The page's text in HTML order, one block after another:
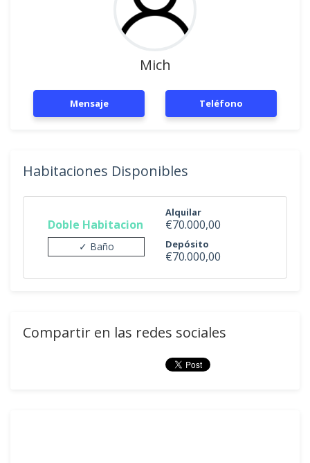
Mich
Mensaje Teléfono
Habitaciones Disponibles
Doble Habitacion
✓ Baño
Alquilar
€70.000,00
Depósito
€70.000,00
Compartir en las redes sociales